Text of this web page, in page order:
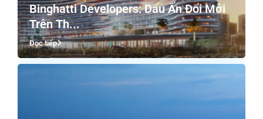
Binghatti Developers: Dấu Ấn Đổi Mới
Trên Th...
Đọc tiếp